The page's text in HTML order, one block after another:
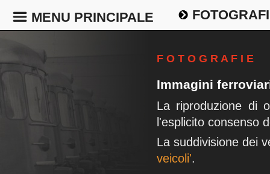
MENU PRINCIPALE
F O T O G R A F I E
Immagini
La riproduzione di
l'esplicito consenso
La suddivisione dei
veicoli'.